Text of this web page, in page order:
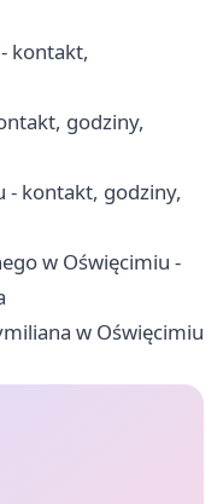
kontakt,
godziny,
- kontakt, godziny,
w Oświęcimiu -
w Oświęcimiu